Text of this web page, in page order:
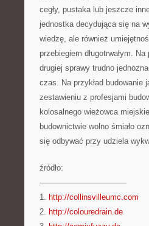
cegły, pustaka lub jeszcze
jednostka decydująca się na
wiedzę, ale również
przebiegiem długotrwałym.
drugiej sprawy trudno
czas. Na przykład budowanie
zestawieniu z profesjami
kolosalnego wieżowca
budownictwie wolno śmiało
się odbywać przy udziela
źródło:
———————————
1. http://collinsvilleumc.com
2. http://colouredrain.de